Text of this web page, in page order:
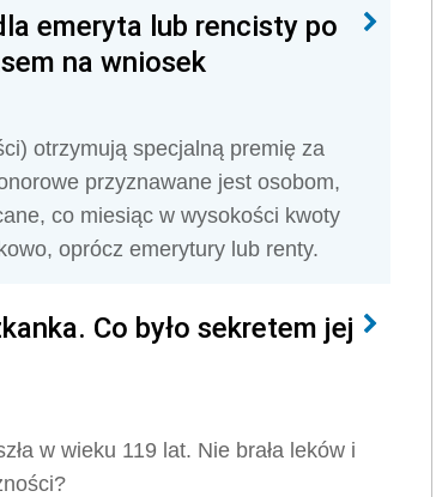
emeryta lub rencisty po
na wniosek
otrzymują specjalną premię za
przyznawane jest osobom,
co miesiąc w wysokości kwoty
oprócz emerytury lub renty.
Co było sekretem jej
w wieku 119 lat. Nie brała leków i